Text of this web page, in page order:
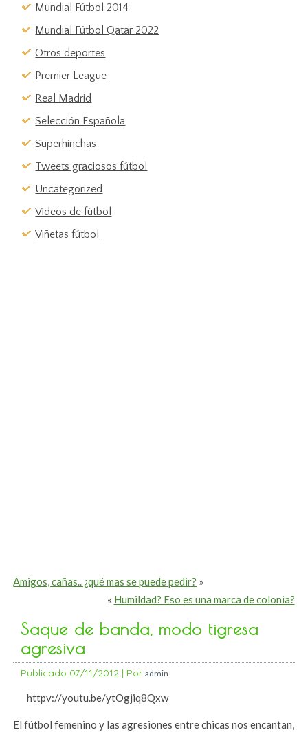
Mundial Fútbol 2014
Mundial Fútbol Qatar 2022
Otros deportes
Premier League
Real Madrid
Selección Española
Superhinchas
Tweets graciosos fútbol
Uncategorized
Vídeos de fútbol
Viñetas fútbol
Amigos, cañas.. ¿qué mas se puede pedir? »
« Humildad? Eso es una marca de colonia?
Saque de banda, modo tigresa
agresiva
Publicado 07/11/2012 | Por admin
httpv://youtu.be/ytOgjiq8Qxw
El fútbol femenino y las agresiones entre chicas nos encantan,